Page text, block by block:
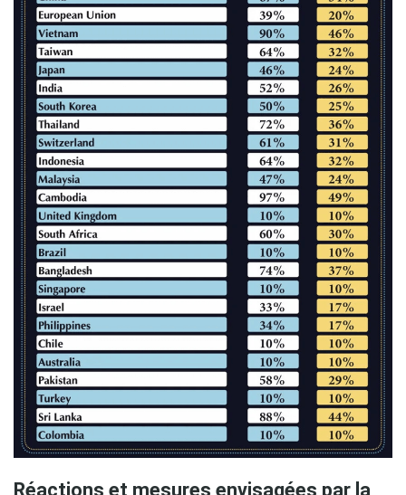
Réactions et mesures envisagées par la